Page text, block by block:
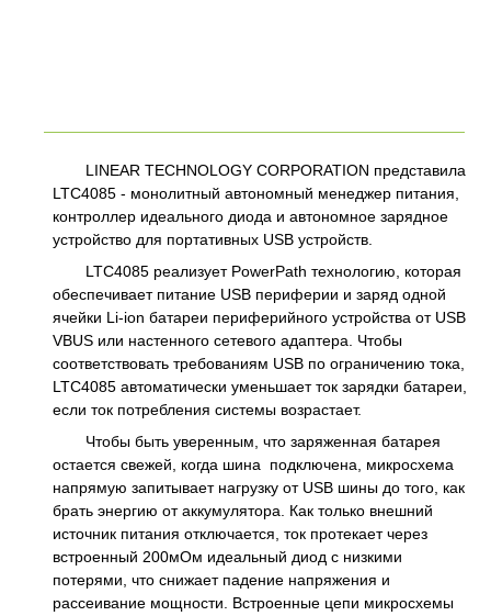
LINEAR TECHNOLOGY CORPORATION представила
LTC4085 - монолитный автономный менеджер питания,
контроллер идеального диода и автономное зарядное
устройство для портативных USB устройств.
LTC4085 реализует PowerPath технологию, которая
обеспечивает питание USB периферии и заряд одной
ячейки Li-ion батареи периферийного устройства от USB
VBUS или настенного сетевого адаптера. Чтобы
соответствовать требованиям USB по ограничению тока,
LTC4085 автоматически уменьшает ток зарядки батареи,
если ток потребления системы возрастает.
Чтобы быть уверенным, что заряженная батарея
остается свежей, когда шина подключена, микросхема
напрямую запитывает нагрузку от USB шины до того, как
брать энергию от аккумулятора. Как только внешний
источник питания отключается, ток протекает через
встроенный 200мОм идеальный диод с низкими
потерями, что снижает падение напряжения и
рассеивание мощности. Встроенные цепи микросхемы